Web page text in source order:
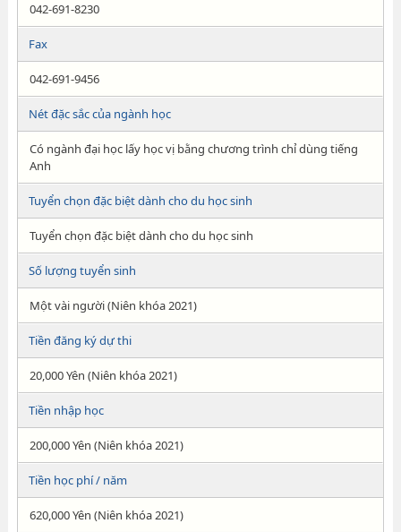
042-691-8230
Fax
042-691-9456
Nét đặc sắc của ngành học
Có ngành đại học lấy học vị bằng chương trình chỉ dùng tiếng
Anh
Tuyển chọn đặc biệt dành cho du học sinh
Tuyển chọn đặc biệt dành cho du học sinh
Số lượng tuyển sinh
Một vài người (Niên khóa 2021)
Tiền đăng ký dự thi
20,000 Yên (Niên khóa 2021)
Tiền nhập học
200,000 Yên (Niên khóa 2021)
Tiền học phí / năm
620,000 Yên (Niên khóa 2021)